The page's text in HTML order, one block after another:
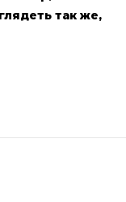
так же,